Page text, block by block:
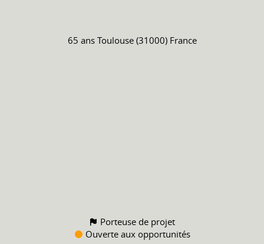
65 ans Toulouse (31000) France
Porteuse de projet
Ouverte aux opportunités